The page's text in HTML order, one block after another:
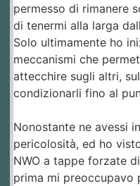
permesso di rimanere
di tenermi alla larga
Solo ultimamente ho
meccanismi che
attecchire sugli altri,
condizionarli fino al
Nonostante ne avessi
pericolosità, ed ho
NWO a tappe forzate
prima mi preoccupavo